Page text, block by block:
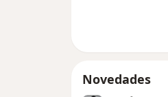
Novedades